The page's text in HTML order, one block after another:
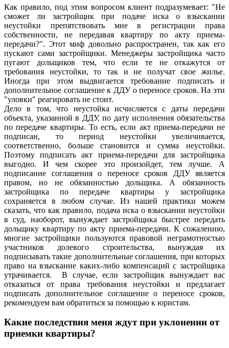
Как правило, под этим вопросом клиент подразумевает: "Не
сможет ли застройщик при подаче иска о взыскании
неустойки препятствовать мне в регистрации права
собственности, не передавая квартиру по акту приема-
передачи?". Этот миф довольно распространен, так как его
пускают сами застройщики. Менеджеры застройщика часто
пугают дольщиков тем, что если те не откажутся от
требования неустойки, то так и не получат свое жилье.
Иногда при этом выдвигается требование подписать и
дополнительное соглашение к ДДУ о переносе сроков. На эти
"уловки" реагировать не стоит.
Дело в том, что неустойка исчисляется с даты передачи
объекта, указанной в ДДУ, по дату исполнения обязательства
по передаче квартиры. То есть, если акт приема-передачи не
подписан, то период неустойки увеличивается,
соответственно, больше становится и сумма неустойки.
Поэтому подписать акт приема-передачи для застройщика
выгодно. И чем скорее это произойдет, тем лучше. А
подписание соглашения о переносе сроков ДДУ является
правом, но не обязанностью дольщика. А обязанность
застройщика по передаче квартиры у застройщика
сохраняется в любом случае. Из нашей практики можем
сказать, что как правило, подача иска о взыскании неустойки
в суд, наоборот, вынуждает застройщика быстрее передать
дольщику квартиру по акту приема-передачи. К сожалению,
многие застройщики пользуются правовой неграмотностью
участников долевого строительства, вынуждая их
подписывать такие дополнительные соглашения, при которых
право на взыскание каких-либо компенсаций с застройщика
утрачивается. В случае, если застройщик вынуждает вас
отказаться от права требования неустойки и предлагает
подписать дополнительное соглашение о переносе сроков,
рекомендуем вам обратиться за помощью к юристам.
Какие последствия меня ждут при уклонении от
приемки квартиры?